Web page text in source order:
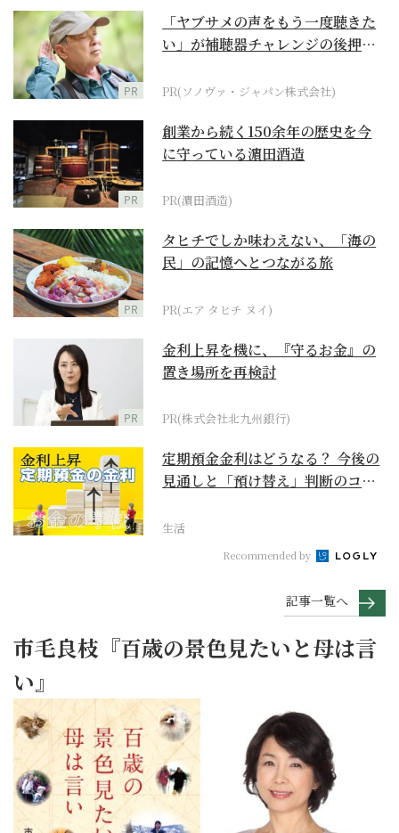
PR
「ヤブサメの声をもう一度聴きた
い」が補聴器チャレンジの後押し
PR(ソノヴァ・ジャパン株式会社)
PR
創業から続く150余年の歴史を今
に守っている濵田酒造
PR(濵田酒造)
PR
タヒチでしか味わえない、「海の
民」の記憶へとつながる旅
PR(エア タヒチ ヌイ)
PR
金利上昇を機に、『守るお金』の
置き場所を再検討
PR(株式会社北九州銀行)
定期預金金利はどうなる？ 今後の
見通しと「預け替え」判断のコツ
生活
Recommended by
記事一覧へ
市毛良枝『百歳の景色見たいと母は言
い』